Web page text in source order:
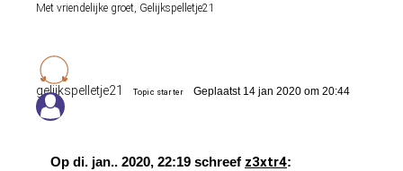
Met vriendelijke groet, Gelijkspelletje21
gelijkspelletje21 Topic starter Geplaatst 14 jan 2020 om 20:44
Op di. jan.. 2020, 22:19 schreef z3xtr4: